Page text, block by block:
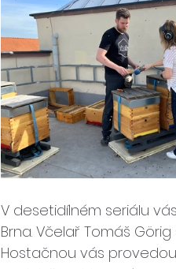
V desetidílném seriálu
Brna. Včelař Tomáš
Hostačnou vás